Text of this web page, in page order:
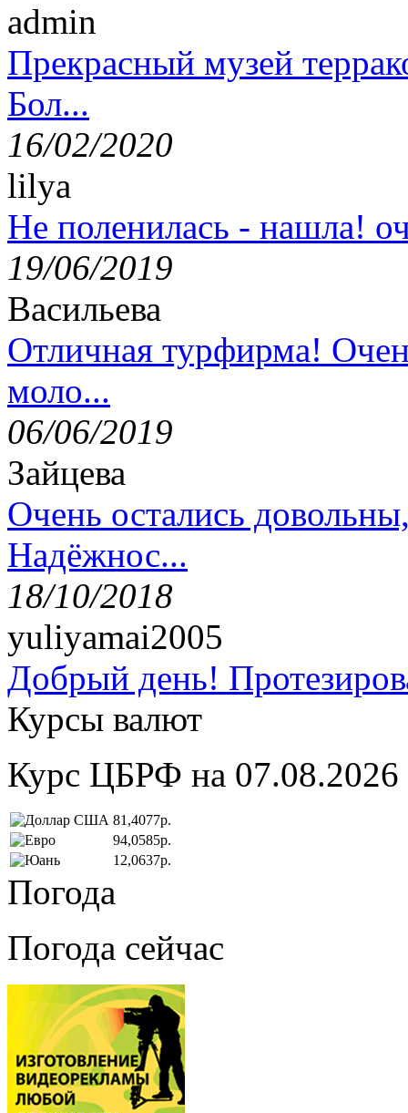
admin
Прекрасный музей
Бол...
16/02/2020
lilya
Не поленилась - нашла!
19/06/2019
Васильева
Отличная турфирма!
моло...
06/06/2019
Зайцева
Очень остались
Надёжнос...
18/10/2018
yuliyamai2005
Добрый день!
Курсы валют
Курс ЦБРФ на 07.08.2026
81,4077р.
94,0585р.
12,0637р.
Погода
Погода сейчас